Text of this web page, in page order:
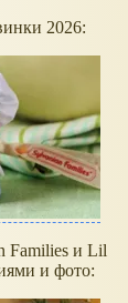
2026:
Families и Lil
и фото: